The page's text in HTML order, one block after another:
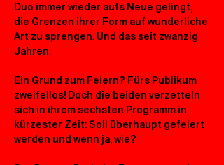
Duo immer wieder aufs Neue gelingt,
die Grenzen ihrer Form auf wunderliche
Art zu sprengen. Und das seit zwanzig
Jahren.
Ein Grund zum Feiern? Fürs Publikum
zweifellos! Doch die beiden verzetteln
sich in ihrem sechsten Programm in
kürzester Zeit: Soll überhaupt gefeiert
werden und wenn ja, wie?